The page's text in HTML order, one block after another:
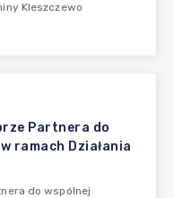
Kleszczewo
Partnera do
ramach Działania
do wspólnej